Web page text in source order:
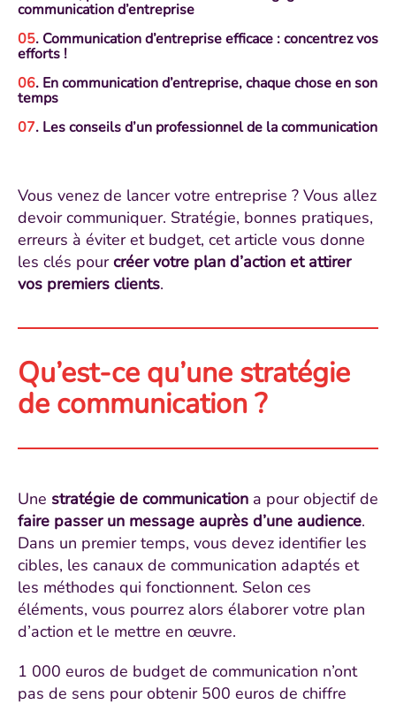
communication d’entreprise
. Communication d’entreprise efficace : concentrez vos
efforts !
. En communication d’entreprise, chaque chose en son
temps
. Les conseils d’un professionnel de la communication
Vous venez de lancer votre entreprise ? Vous allez
devoir communiquer. Stratégie, bonnes pratiques,
erreurs à éviter et budget, cet article vous donne
les clés pourcréer votre plan d’action et attirer
vos premiers clients.
Qu’est-ce qu’une stratégie
de communication ?
Une stratégie de communication a pour objectif de
faire passer un message auprès d’une audience.
Dans un premier temps, vous devez identifier les
cibles, les canaux de communication adaptés et
les méthodes qui fonctionnent. Selon ces
éléments, vous pourrez alors élaborer votre plan
d’action et le mettre en œuvre.
1 000 euros de budget de communication n’ont
pas de sens pour obtenir 500 euros de chiffre